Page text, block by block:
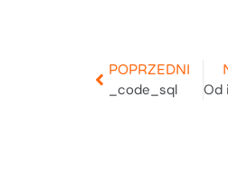
POPRZEDNI
_code_sql